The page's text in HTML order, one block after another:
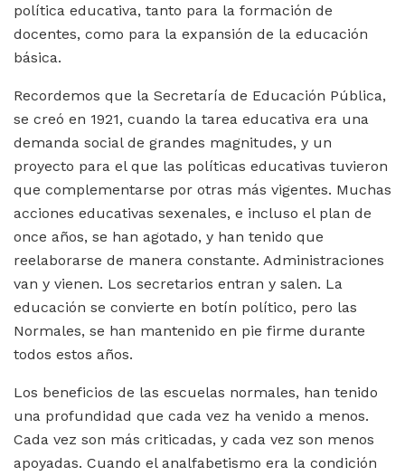
política educativa, tanto para la formación de
docentes, como para la expansión de la educación
básica.
Recordemos que la Secretaría de Educación Pública,
se creó en 1921, cuando la tarea educativa era una
demanda social de grandes magnitudes, y un
proyecto para el que las políticas educativas tuvieron
que complementarse por otras más vigentes. Muchas
acciones educativas sexenales, e incluso el plan de
once años, se han agotado, y han tenido que
reelaborarse de manera constante. Administraciones
van y vienen. Los secretarios entran y salen. La
educación se convierte en botín político, pero las
Normales, se han mantenido en pie firme durante
todos estos años.
Los beneficios de las escuelas normales, han tenido
una profundidad que cada vez ha venido a menos.
Cada vez son más criticadas, y cada vez son menos
apoyadas. Cuando el analfabetismo era la condición